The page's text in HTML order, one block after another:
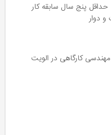
پنج سال سابقه کار
و دوار
کارگاهی در الویت